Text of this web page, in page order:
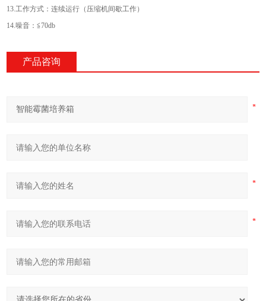
13.工作方式：连续运行（压缩机间歇工作）
14.噪音：≦70db
产品咨询